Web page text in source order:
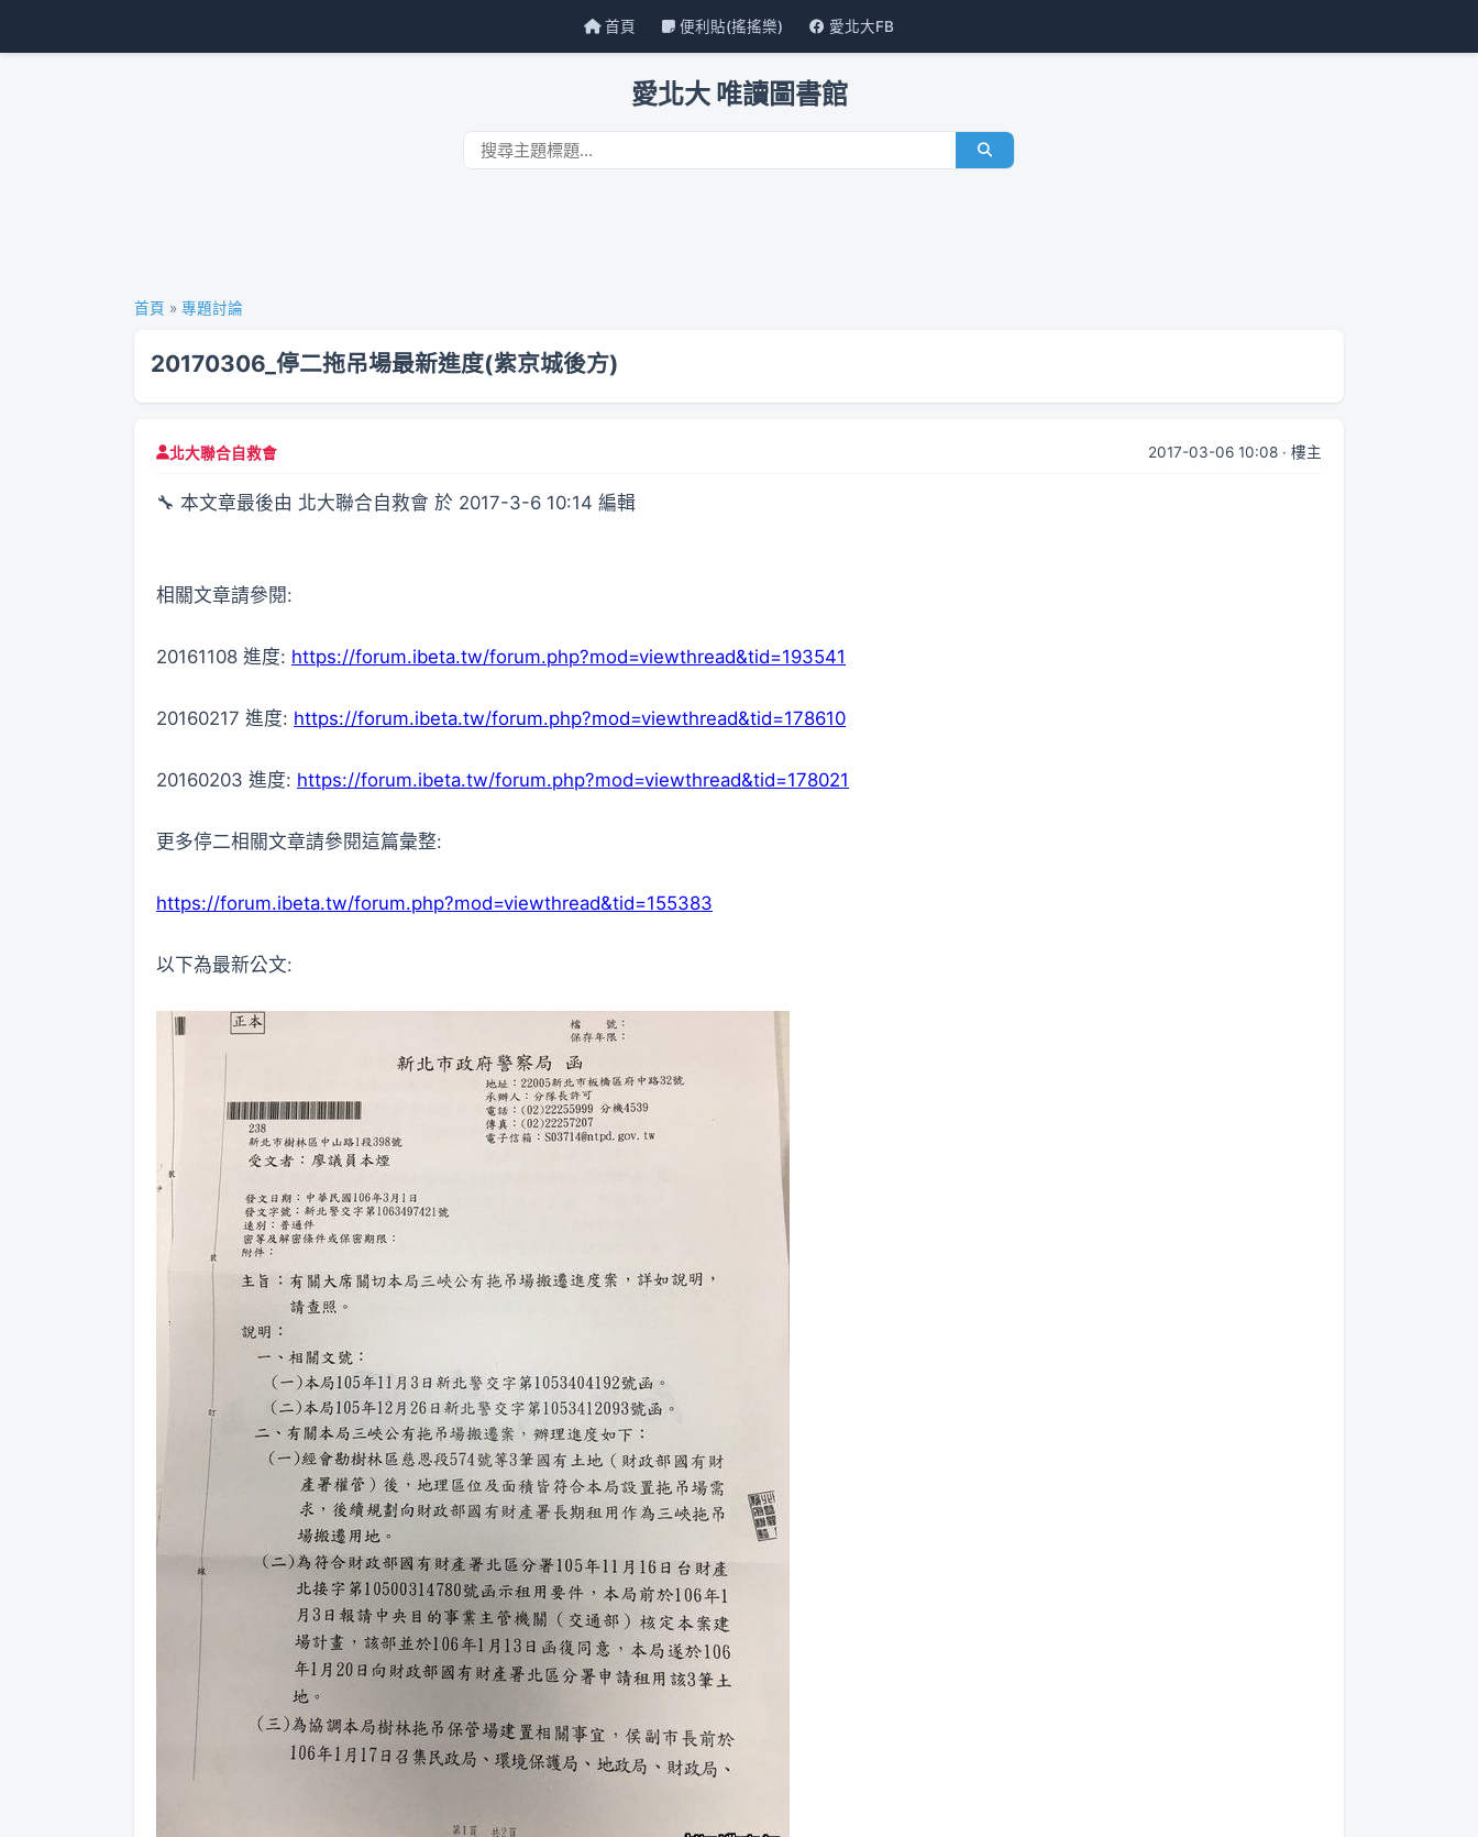
首頁 便利貼(搖搖樂) 愛北大FB
愛北大 唯讀圖書館
首頁 » 專題討論
20170306_停二拖吊場最新進度(紫京城後方)
北大聯合自救會 2017-03-06 10:08 · 樓主
🔧 本文章最後由 北大聯合自救會 於 2017-3-6 10:14 編輯
相關文章請參閱:
20161108 進度: https://forum.ibeta.tw/forum.php?mod=viewthread&tid=193541
20160217 進度: https://forum.ibeta.tw/forum.php?mod=viewthread&tid=178610
20160203 進度: https://forum.ibeta.tw/forum.php?mod=viewthread&tid=178021
更多停二相關文章請參閱這篇彙整:
https://forum.ibeta.tw/forum.php?mod=viewthread&tid=155383
以下為最新公文: